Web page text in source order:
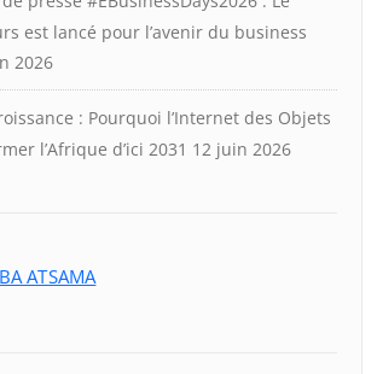
est lancé pour l’avenir du business
2026
: Pourquoi l’Internet des Objets
l’Afrique d’ici 2031 12 juin 2026
ATSAMA